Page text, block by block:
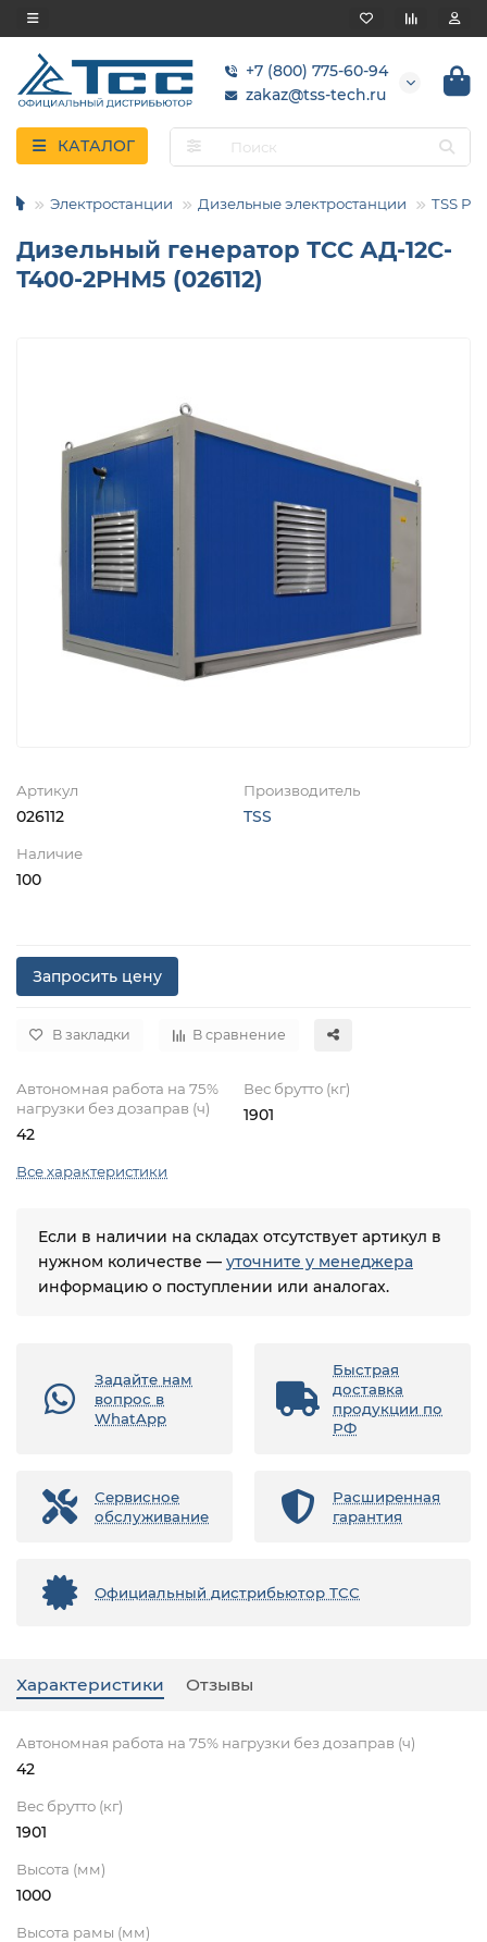
+7 (800) 775-60-94
zakaz@tss-tech.ru
КАТАЛОГ
Электростанции Дизельные электростанции TSS
Дизельный генератор ТСС АД-12С-
Т400-2РНМ5 (026112)
Артикул
026112
Производитель
TSS
Наличие
100
Запросить цену
В закладки В сравнение
Автономная работа на 75%
нагрузки без дозаправ (ч)
42
Вес брутто (кг)
1901
Все характеристики
Если в наличии на складах отсутствует артикул в
нужном количестве — уточните у менеджера
информацию о поступлении или аналогах.
Задайте нам
вопрос в
WhatApp
Быстрая
доставка
продукции по
РФ
Сервисное
обслуживание
Расширенная
гарантия
Официальный дистрибьютор ТСС
Характеристики Отзывы
Автономная работа на 75% нагрузки без дозаправ (ч)
42
Вес брутто (кг)
1901
Высота (мм)
1000
Высота рамы (мм)